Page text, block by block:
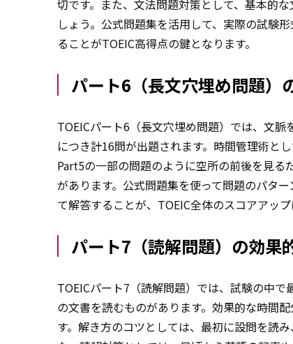
切です。また、文法問題対策として、基本的
しょう。公式問題集を活用して、実際の試験
ることがTOEIC高得点の鍵となります。
パート6（長文穴埋め問題）
TOEICパート6（長文穴埋め問題）では、文
につき計16問が出題されます。時間管理術とし
Part5の一部の問題のように空所の前後を見
があります。公式問題集を使って問題のパタ
て解答することが、TOEIC全体のスコアアップ
パート7（読解問題）の効果
TOEICパート7（読解問題）では、試験の中
の文書を読むものがあります。効果的な時間配
す。解き方のコツとしては、最初に設問を読